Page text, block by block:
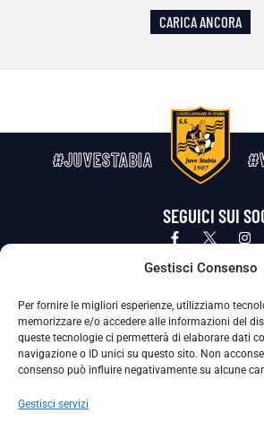
Gestisci Consenso
Per fornire le migliori esperienze, utilizziamo
memorizzare e/o accedere alle informazioni del
queste tecnologie ci permetterà di elaborare dati
navigazione o ID unici su questo sito. Non
consenso può influire negativamente su alcune
Gestisci servizi
CARICA ANCORA
#JUVESTABIA
SEGUICI SUI
Privacy Policy Cookie Policy
La Società ha nominato il Responsabile della Protezione dei Dati Personali (DPO),
adottate dalla nostra Società per tutelare i Suoi dati
Per contattare il DPO può scrivere a